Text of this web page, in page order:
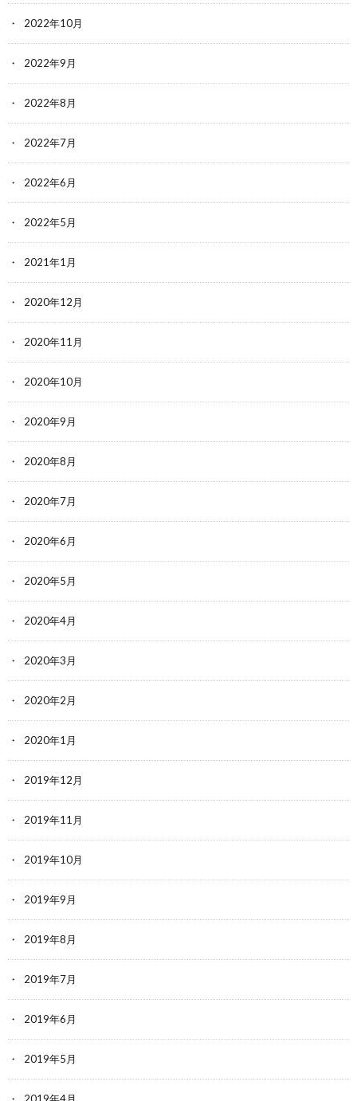
2022年10月
2022年9月
2022年8月
2022年7月
2022年6月
2022年5月
2021年1月
2020年12月
2020年11月
2020年10月
2020年9月
2020年8月
2020年7月
2020年6月
2020年5月
2020年4月
2020年3月
2020年2月
2020年1月
2019年12月
2019年11月
2019年10月
2019年9月
2019年8月
2019年7月
2019年6月
2019年5月